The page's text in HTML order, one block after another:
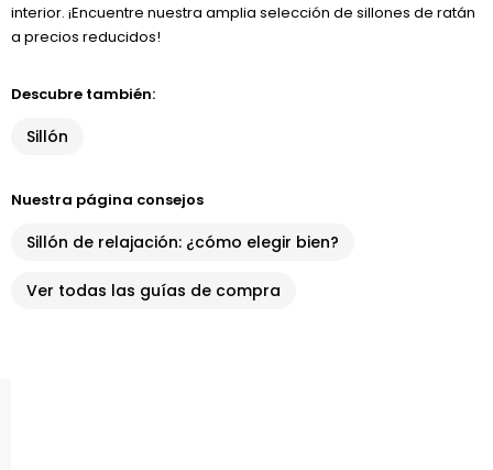
interior. ¡Encuentre nuestra amplia selección de sillones de ratán
a precios reducidos!
Descubre también:
Sillón
Nuestra página consejos
Sillón de relajación: ¿cómo elegir bien?
Ver todas las guías de compra